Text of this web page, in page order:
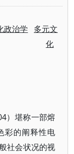
政治学
多元文
化
）堪称一部熔
彩的阐释性电
社会状况的视